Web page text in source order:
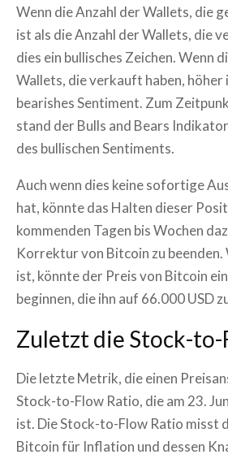
Wenn die Anzahl der Wallets, die
ist als die Anzahl der Wallets, die
dies ein bullisches Zeichen. Wenn
Wallets, die verkauft haben, höher
bearishes Sentiment. Zum
stand der Bulls and Bears
des bullischen Sentiments.
Auch wenn dies keine sofortige
hat, könnte das Halten dieser
kommenden Tagen bis Wochen
Korrektur von Bitcoin zu beenden.
ist, könnte der Preis von Bitcoin
beginnen, die ihn auf 66.000 USD
Zuletzt die Stock-to-
Die letzte Metrik, die einen
Stock-to-Flow Ratio, die am 23.
ist. Die Stock-to-Flow Ratio misst
Bitcoin für Inflation und dessen